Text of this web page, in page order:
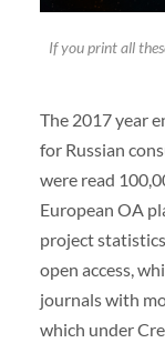
If you print all
The 2017 year
for Russian
were read
European OA
project
open access,
journals with
which under